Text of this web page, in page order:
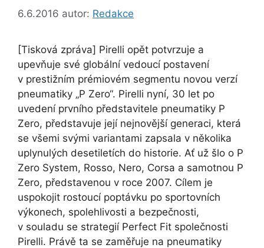
6.6.2016 autor: Redakce
[Tisková zpráva] Pirelli opět potvrzuje a
upevňuje své globální vedoucí postavení
v prestižním prémiovém segmentu novou verzí
pneumatiky „P Zero“. Pirelli nyní, 30 let po
uvedení prvního představitele pneumatiky P
Zero, představuje její nejnovější generaci, která
se všemi svými variantami zapsala v několika
uplynulých desetiletích do historie. Ať už šlo o P
Zero System, Rosso, Nero, Corsa a samotnou P
Zero, představenou v roce 2007. Cílem je
uspokojit rostoucí poptávku po sportovních
výkonech, spolehlivosti a bezpečnosti,
v souladu se strategií Perfect Fit společnosti
Pirelli. Právě ta se zaměřuje na pneumatiky